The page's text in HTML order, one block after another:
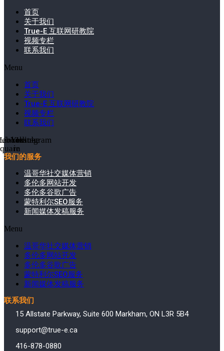
首页
关于我们
True-E 互联网研教院
视频专栏
联系我们
Menu
首页
关于我们
True-E 互联网研教院
视频专栏
联系我们
in
Youtube
Instagram
我们的服务
温哥华社交媒体营销
多伦多网站开发
多伦多谷歌广告
蒙特利尔SEO服务
新闻媒体发稿服务
Menu
温哥华社交媒体营销
多伦多网站开发
多伦多谷歌广告
蒙特利尔SEO服务
新闻媒体发稿服务
联系我们
15 Allstate Parkway, Suite 600 Markham, ON L3R 5B4
support@true-e.ca
416-878-0880